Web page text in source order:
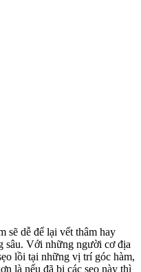
sẽ dễ để lại vết thâm hay
sâu. Với những người cơ địa
lồi tại những vị trí góc hàm,
là nếu đã bị các sẹo này thì